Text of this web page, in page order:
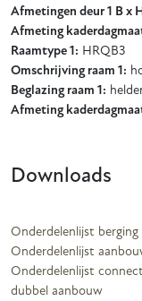
Afmetingen deur 1 B x
Afmeting
Raamtype 1: HRQB3
Omschrijving raam 1:
Beglazing raam 1:
Afmeting
Downloads
Onderdelenlijst berging
Onderdelenlijst
Onderdelenlijst
dubbel aanbouw